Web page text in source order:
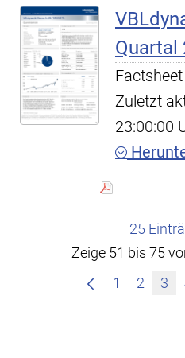
Quartal
Zuletzt
23:00:00
25
Zeige 51 bis 75
1
2 3